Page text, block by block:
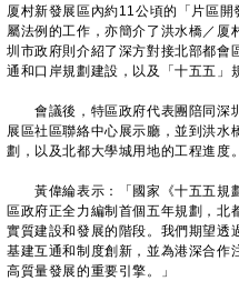
厦村新發展區內約11公頃的「片區
屬法例的工作，亦簡介了洪水橋／厦
圳市政府則介紹了深方對接北部都會
通和口岸規劃建設，以及「十五五」
會議後，特區政府代表團陪同深
展區社區聯絡中心展示廳，並到洪水
劃，以及北都大學城用地的工程進度。
黃偉綸表示：「國家《十五五規
區政府正全力編制首個五年規劃，北
實質建設和發展的階段。我們期望透
基建互通和制度創新，並為港深合作
高質量發展的重要引擎。」